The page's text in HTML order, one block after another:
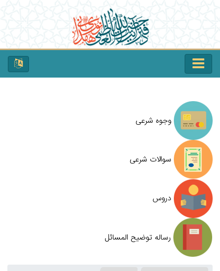
وجوه شرعی
سوالات شرعی
دروس
رساله توضیح المسائل